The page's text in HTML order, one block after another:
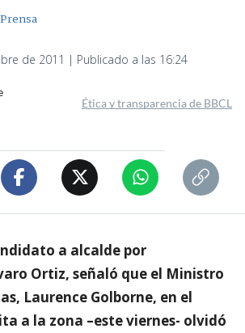
de 2011 | Publicado a las 16:24
Ética y transparencia de BBCL
a alcalde por
Ortiz, señaló que el Ministro
Laurence Golborne, en el
a la zona –este viernes- olvidó